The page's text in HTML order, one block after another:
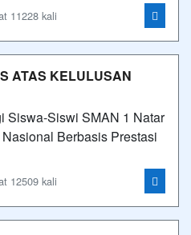
11228 kali
ATAS KELULUSAN
Siswa-Siswi SMAN 1 Natar
Berbasis Prestasi
12509 kali